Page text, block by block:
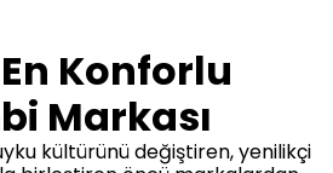
Konforlu
Markası
kültürünü değiştiren, yenilikçi